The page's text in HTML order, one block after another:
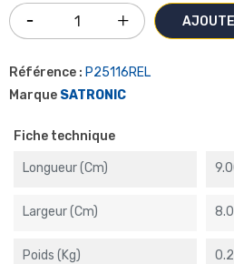
Référence : P25116REL
Marque SATRONIC
Fiche technique
Longueur (cm)
Largeur (cm)
Poids (kg)